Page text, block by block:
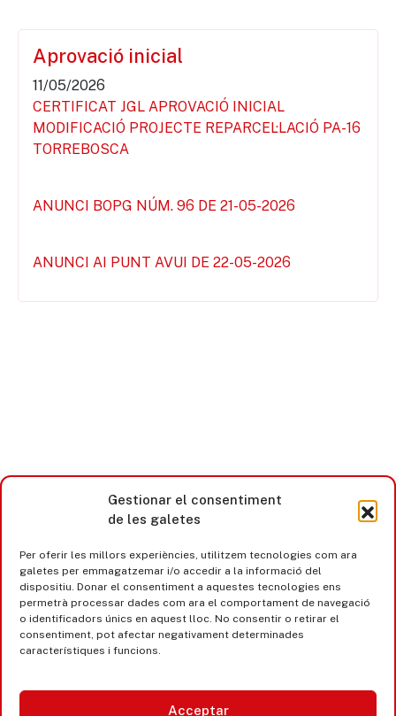
Gestionar el consentiment
de les galetes
Per oferir les millors experiències, utilitzem tecnologies com ara
galetes per emmagatzemar i/o accedir a la informació del
dispositiu. Donar el consentiment a aquestes tecnologies ens
permetrà processar dades com ara el comportament de navegació
o identificadors únics en aquest lloc. No consentir o retirar el
consentiment, pot afectar negativament determinades
característiques i funcions.
Acceptar
Aprovació inicial
11/05/2026
CERTIFICAT JGL APROVACIÓ INICIAL
MODIFICACIÓ PROJECTE REPARCEL·LACIÓ PA-16
TORREBOSCA
ANUNCI BOPG NÚM. 96 DE 21-05-2026
ANUNCI AI PUNT AVUI DE 22-05-2026
365 www.platjadaro